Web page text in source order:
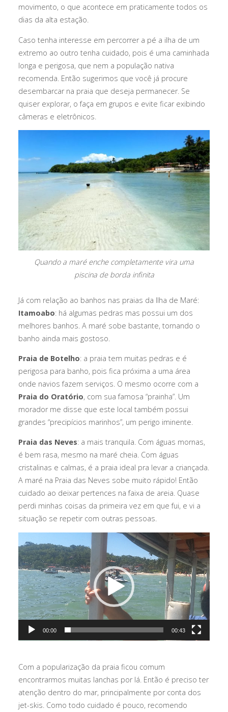
movimento, o que acontece em praticamente todos os
dias da alta estação.
Caso tenha interesse em percorrer a pé a ilha de um
extremo ao outro tenha cuidado, pois é uma caminhada
longa e perigosa, que nem a população nativa
recomenda. Então sugerimos que você já procure
desembarcar na praia que deseja permanecer. Se
quiser explorar, o faça em grupos e evite ficar exibindo
câmeras e eletrônicos.
Quando a maré enche completamente vira uma
piscina de borda infinita
Já com relação ao banhos nas praias da Ilha de Maré:
Itamoabo: há algumas pedras mas possui um dos
melhores banhos. A maré sobe bastante, tornando o
banho ainda mais gostoso.
Praia de Botelho: a praia tem muitas pedras e é
perigosa para banho, pois fica próxima a uma área
onde navios fazem serviços. O mesmo ocorre com a
Praia do Oratório, com sua famosa “prainha”. Um
morador me disse que este local também possui
grandes “precipícios marinhos”, um perigo iminente.
Praia das Neves: a mais tranquila. Com águas mornas,
é bem rasa, mesmo na maré cheia. Com águas
cristalinas e calmas, é a praia ideal pra levar a criançada.
A maré na Praia das Neves sobe muito rápido! Então
cuidado ao deixar pertences na faixa de areia. Quase
perdi minhas coisas da primeira vez em que fui, e vi a
situação se repetir com outras pessoas.
de
vídeo
00:00 00:43
Com a popularização da praia ficou comum
encontrarmos muitas lanchas por lá. Então é preciso ter
atenção dentro do mar, principalmente por conta dos
jet-skis. Como todo cuidado é pouco, recomendo